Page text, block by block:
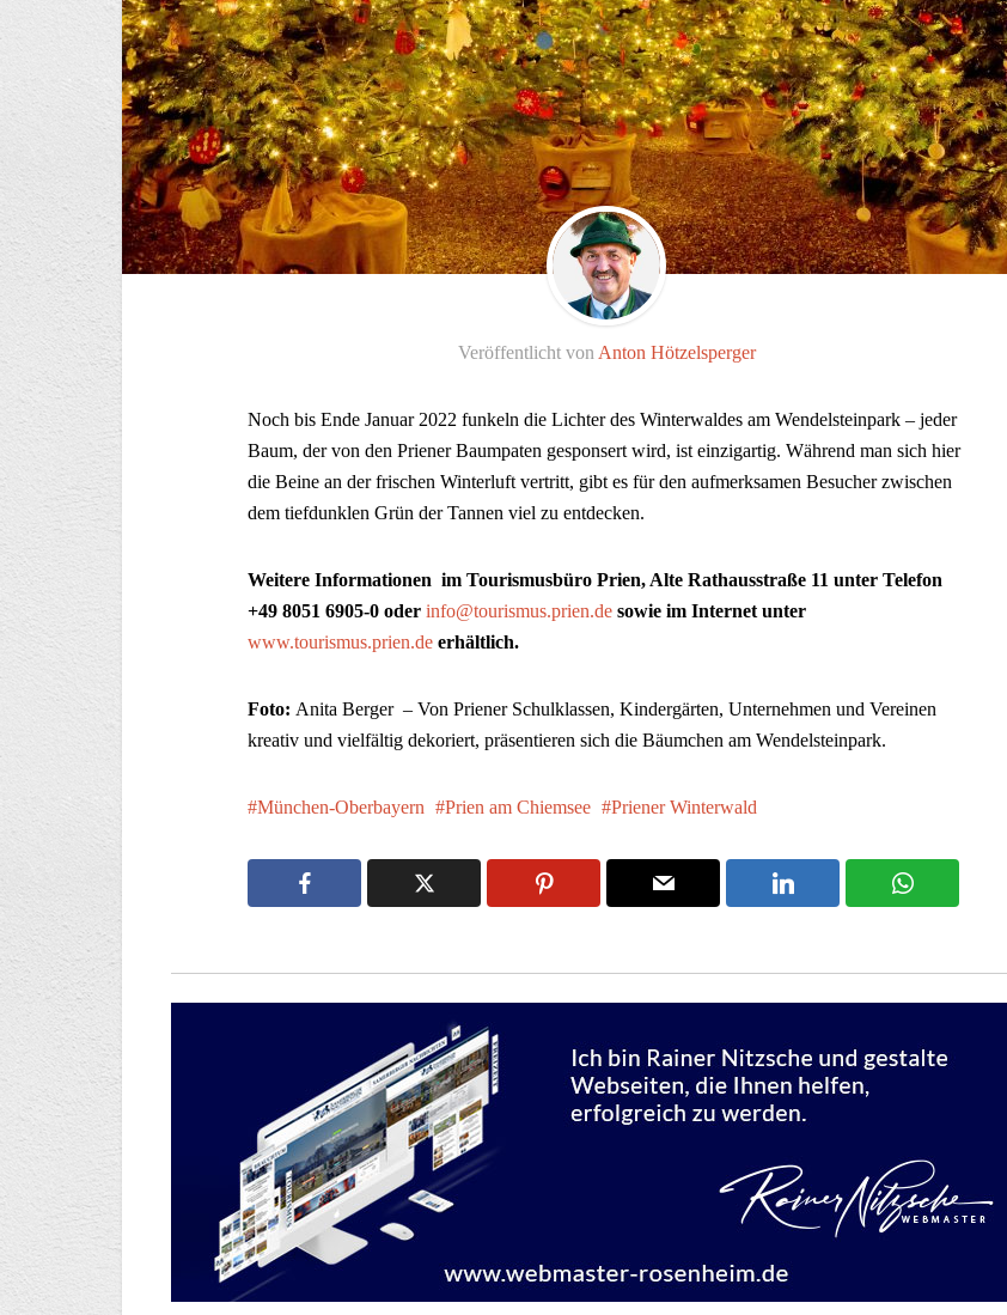
Veröffentlicht von Anton Hötzelsperger
Noch bis Ende Januar 2022 funkeln die Lichter des Winterwaldes am Wendelsteinpark – jeder
Baum, der von den Priener Baumpaten gesponsert wird, ist einzigartig. Während man sich hier
die Beine an der frischen Winterluft vertritt, gibt es für den aufmerksamen Besucher zwischen
dem tiefdunklen Grün der Tannen viel zu entdecken.
Weitere Informationen im Tourismusbüro Prien, Alte Rathausstraße 11 unter Telefon
+49 8051 6905-0 oder info@tourismus.prien.de sowie im Internet unter
www.tourismus.prien.de erhältlich.
Foto: Anita Berger – Von Priener Schulklassen, Kindergärten, Unternehmen und Vereinen
kreativ und vielfältig dekoriert, präsentieren sich die Bäumchen am Wendelsteinpark.
München-Oberbayern Prien am Chiemsee Priener Winterwald